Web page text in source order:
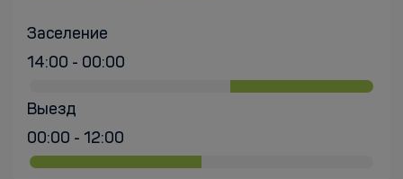
Заселение
14:00 - 00:00
Выезд
00:00 - 12:00